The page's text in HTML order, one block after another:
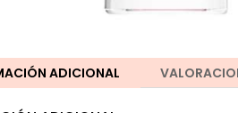
ADICIONAL